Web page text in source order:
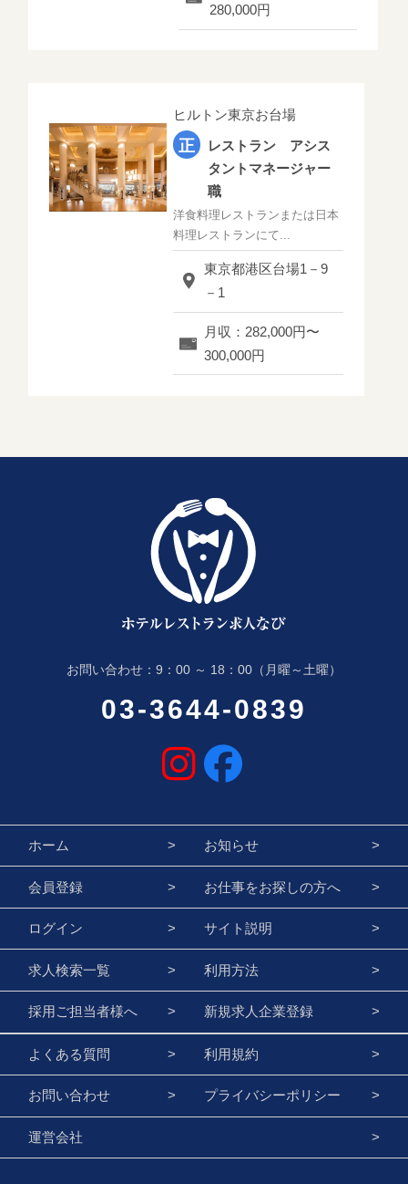
280,000円
ヒルトン東京お台場
レストラン アシス
タントマネージャー
職
洋食料理レストランまたは日本
料理レストランにて...
東京都港区台場1－9
－1
月収：282,000円〜
300,000円
お問い合わせ：9：00 ～ 18：00（月曜～土曜）
03-3644-0839
ホーム
会員登録
ログイン
求人検索一覧
お知らせ
お仕事をお探しの方へ
サイト説明
利用方法
採用ご担当者様へ 新規求人企業登録
よくある質問 利用規約
お問い合わせ プライバシーポリシー
運営会社